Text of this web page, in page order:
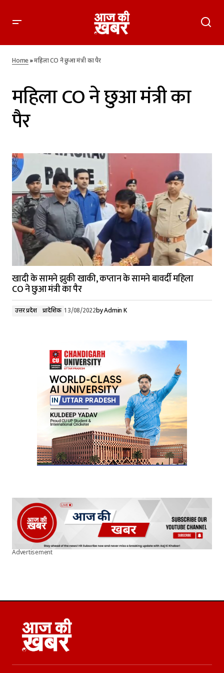
Home»महिला CO ने छुआ मंत्री का पैर
महिला CO ने छुआ मंत्री का
पैर
खादी के सामने झुकी खाकी, कप्तान के सामने बावर्दी महिला
CO ने छुआ मंत्री का पैर
उत्तर प्रदेश प्रादेशिक 13/08/2022byAdmin K
Advertisement